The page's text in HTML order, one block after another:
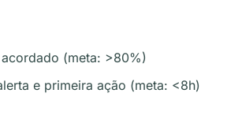
(meta: >80%)
e primeira ação (meta: <8h)